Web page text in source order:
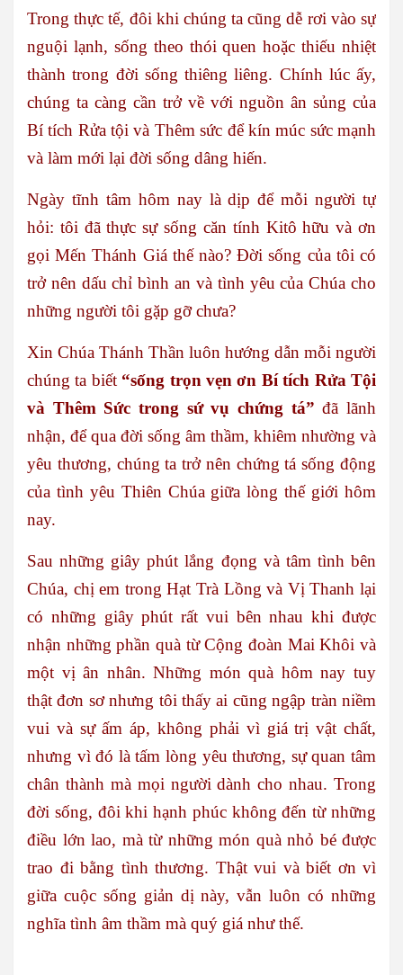
Trong thực tế, đôi khi chúng ta cũng dễ rơi vào sự
nguội lạnh, sống theo thói quen hoặc thiếu nhiệt
thành trong đời sống thiêng liêng. Chính lúc ấy,
chúng ta càng cần trở về với nguồn ân sủng của
Bí tích Rửa tội và Thêm sức để kín múc sức mạnh
và làm mới lại đời sống dâng hiến.
Ngày tĩnh tâm hôm nay là dịp để mỗi người tự
hỏi: tôi đã thực sự sống căn tính Kitô hữu và ơn
gọi Mến Thánh Giá thế nào? Đời sống của tôi có
trở nên dấu chỉ bình an và tình yêu của Chúa cho
những người tôi gặp gỡ chưa?
Xin Chúa Thánh Thần luôn hướng dẫn mỗi người
chúng ta biết “sống trọn vẹn ơn Bí tích Rửa Tội
và Thêm Sức trong sứ vụ chứng tá”đã lãnh
nhận, để qua đời sống âm thầm, khiêm nhường và
yêu thương, chúng ta trở nên chứng tá sống động
của tình yêu Thiên Chúa giữa lòng thế giới hôm
nay.
Sau những giây phút lắng đọng và tâm tình bên
Chúa, chị em trong Hạt Trà Lồng và Vị Thanh lại
có những giây phút rất vui bên nhau khi được
nhận những phần quà từ Cộng đoàn Mai Khôi và
một vị ân nhân. Những món quà hôm nay tuy
thật đơn sơ nhưng tôi thấy ai cũng ngập tràn niềm
vui và sự ấm áp, không phải vì giá trị vật chất,
nhưng vì đó là tấm lòng yêu thương, sự quan tâm
chân thành mà mọi người dành cho nhau. Trong
đời sống, đôi khi hạnh phúc không đến từ những
điều lớn lao, mà từ những món quà nhỏ bé được
trao đi bằng tình thương. Thật vui và biết ơn vì
giữa cuộc sống giản dị này, vẫn luôn có những
nghĩa tình âm thầm mà quý giá như thế.